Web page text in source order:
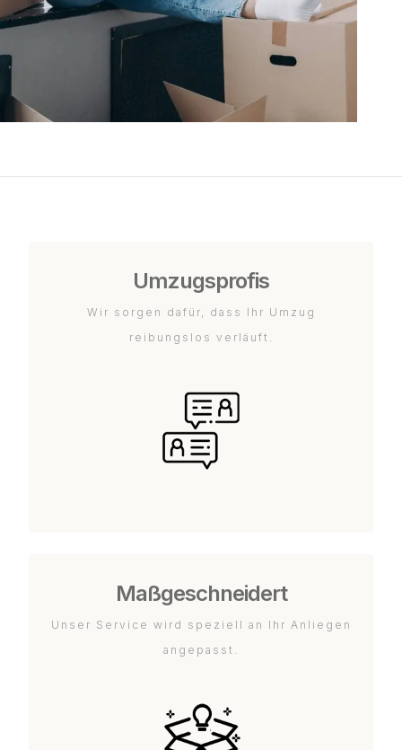
Umzugsprofis
Wir sorgen dafür, dass Ihr Umzug
reibungslos verläuft.
Maßgeschneidert
Unser Service wird speziell an Ihr Anliegen
angepasst.